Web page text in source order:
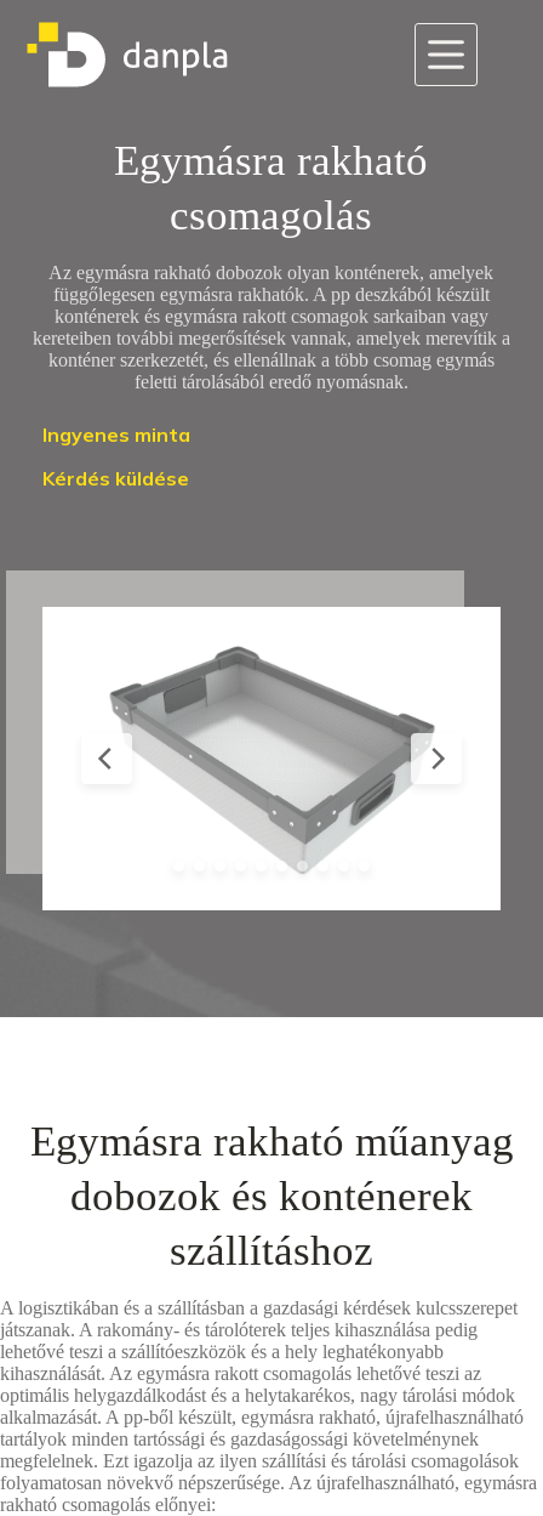
content
Egymásra rakható
csomagolás
Az egymásra rakható dobozok olyan konténerek, amelyek
függőlegesen egymásra rakhatók. A pp deszkából készült
konténerek és egymásra rakott csomagok sarkaiban vagy
kereteiben további megerősítések vannak, amelyek merevítik a
konténer szerkezetét, és ellenállnak a több csomag egymás
feletti tárolásából eredő nyomásnak.
Ingyenes minta
Kérdés küldése
Egymásra rakható műanyag
dobozok és konténerek
szállításhoz
A logisztikában és a szállításban a gazdasági kérdések kulcsszerepet
játszanak. A rakomány- és tárolóterek teljes kihasználása pedig
lehetővé teszi a szállítóeszközök és a hely leghatékonyabb
kihasználását. Az egymásra rakott csomagolás lehetővé teszi az
optimális helygazdálkodást és a helytakarékos, nagy tárolási módok
alkalmazását. A pp-ből készült, egymásra rakható, újrafelhasználható
tartályok minden tartóssági és gazdaságossági követelménynek
megfelelnek. Ezt igazolja az ilyen szállítási és tárolási csomagolások
folyamatosan növekvő népszerűsége. Az újrafelhasználható, egymásra
rakható csomagolás előnyei: